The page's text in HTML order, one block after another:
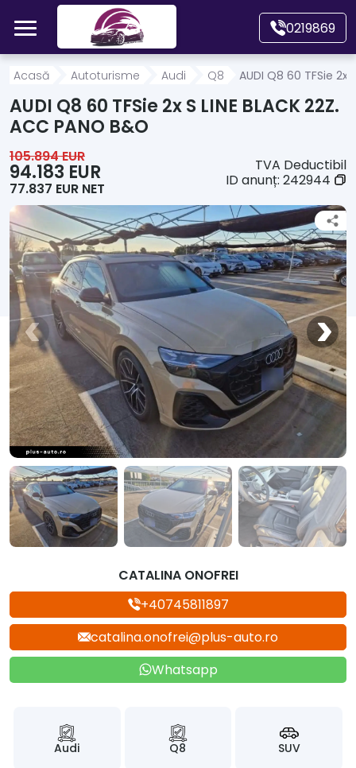
Mergi direct la conținutul principal
0219869
Acasă
Autoturisme
Motociclete
Autoutilitare
Alte tipuri vehicule
Despre Noi
Contact
Acasă Autoturisme Audi Q8 AUDI Q8 60 TFSie 2x
AUDI Q8 60 TFSie 2x S LINE BLACK 22Z.
ACC PANO B&O
105.894 EUR
94.183 EUR
77.837 EUR NET
TVA Deductibil
ID anunț: 242944
CATALINA ONOFREI
+40745811897
catalina.onofrei@plus-auto.ro
Whatsapp
Audi Q8 SUV